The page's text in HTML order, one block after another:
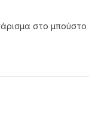
στο μπούστο